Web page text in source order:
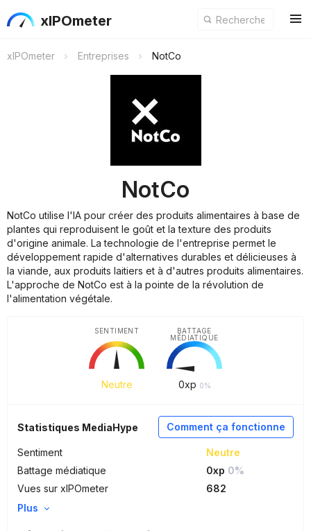
xIPOmeter
xIPOmeter Entreprises NotCo
NotCo
NotCo utilise l'IA pour créer des produits alimentaires à base de
plantes qui reproduisent le goût et la texture des produits
d'origine animale. La technologie de l'entreprise permet le
développement rapide d'alternatives durables et délicieuses à
la viande, aux produits laitiers et à d'autres produits alimentaires.
L'approche de NotCo est à la pointe de la révolution de
l'alimentation végétale.
Neutre
SENTIMENT
0xp 0%
BATTAGE
MÉDIATIQUE
Comment ça fonctionne
Statistiques MediaHype
Sentiment
Neutre
Battage médiatique
0xp 0%
Vues sur xIPOmeter
682
Plus